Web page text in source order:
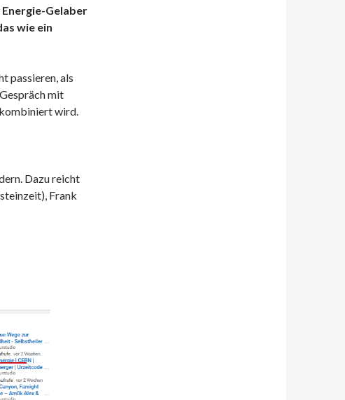
Energie-Gelaber
wie ein
passieren, als
mit
kombiniert wird.
Dazu reicht
Frank